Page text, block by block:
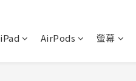
iPad AirPods 螢幕